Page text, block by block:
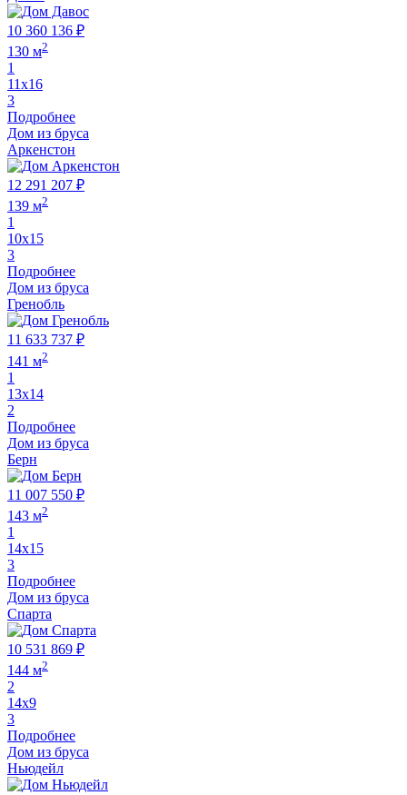
10 360 136 ₽
130 м2
1
11х16
3
Подробнее
Дом из бруса
Аркенстон
12 291 207 ₽
139 м2
1
10х15
3
Подробнее
Дом из бруса
Гренобль
11 633 737 ₽
141 м2
1
13х14
2
Подробнее
Дом из бруса
Берн
11 007 550 ₽
143 м2
1
14х15
3
Подробнее
Дом из бруса
Спарта
10 531 869 ₽
144 м2
2
14х9
3
Подробнее
Дом из бруса
Ньюдейл